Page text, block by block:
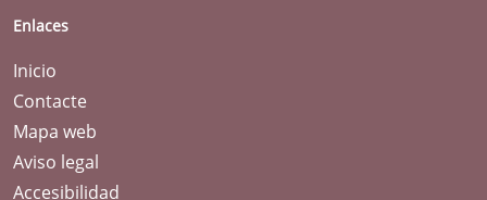
Enlaces
Inicio
Contacte
Mapa web
Aviso legal
Accesibilidad